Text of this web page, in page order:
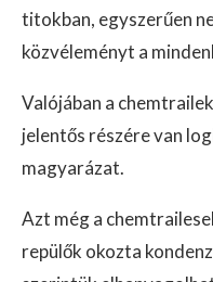
titokban, egyszerűen
közvéleményt a
Valójában a
jelentős részére van
magyarázat.
Azt még a
repülők okozta